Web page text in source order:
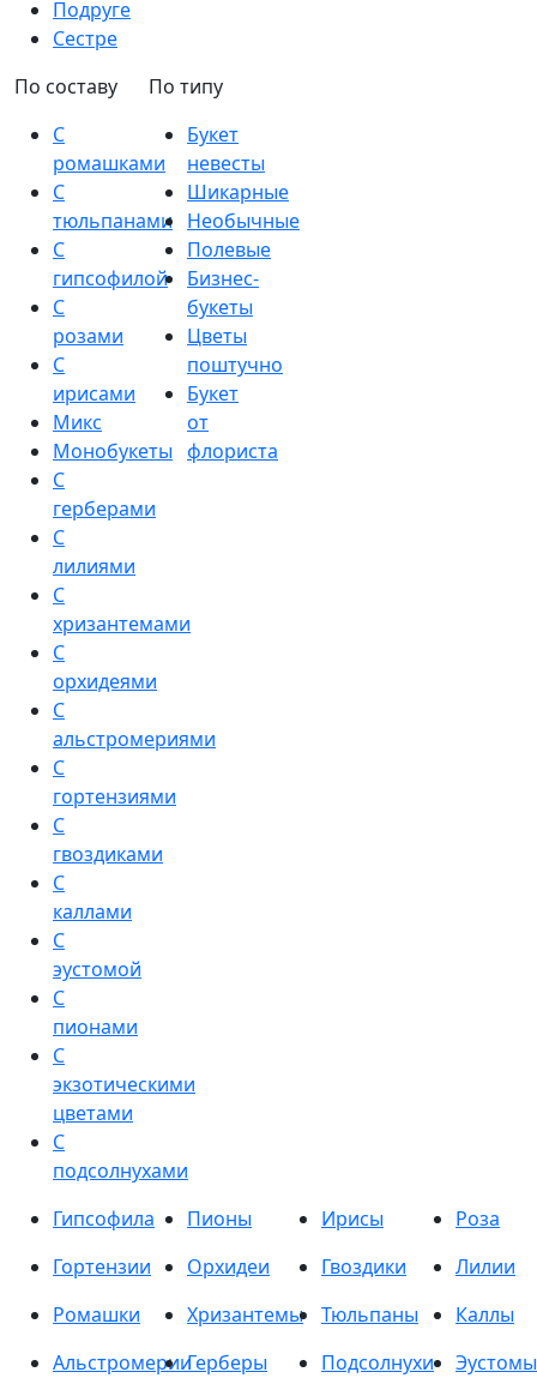
Подруге
Сестре
По составу
С
ромашками
С
тюльпанами
С
гипсофилой
С
розами
С
ирисами
Микс
Монобукеты
С
герберами
С
лилиями
С
хризантемами
С
орхидеями
С
альстромериями
С
гортензиями
С
гвоздиками
С
каллами
С
эустомой
С
пионами
С
экзотическими
цветами
С
подсолнухами
По типу
Букет
невесты
Шикарные
Необычные
Полевые
Бизнес-
букеты
Цветы
поштучно
Букет
от
флориста
Гипсофила Пионы Ирисы
Роза
Гортензии
Орхидеи Гвоздики
Лилии
Ромашки
Хризантемы Тюльпаны
Каллы
АльстромерииГерберы Подсолнухи
Эустомы